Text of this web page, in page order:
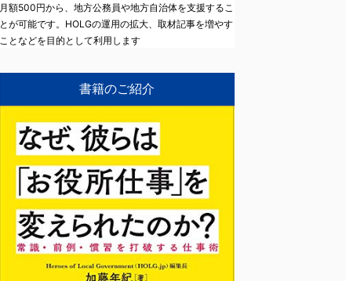
月額500円から、地方公務員や地方自治体を支援するこ
とが可能です。HOLGの運用の拡大、取材記事を増やす
ことなどを目的として利用します
書籍のご紹介